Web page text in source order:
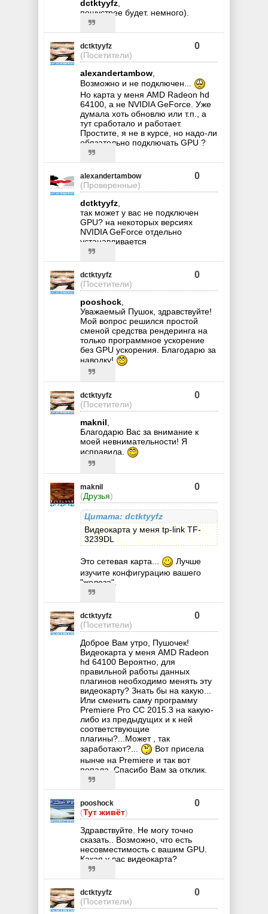
dctktyyfz
пошустрее будет. немного).
dctktyyfz
(Посетители)
0
alexandertambow
Возможно и не подключен...
Но карта у меня AMD Radeon hd
64100, а не NVIDIA GeForce. Уже
думала хоть обновлю или т.п., а
тут сработало и работает.
Простите, я не в курсе, но надо-ли
обязательно подключать GPU ?
alexandertambow
(Проверенные)
0
dctktyyfz
так может у вас не подключен
GPU? на некоторых версиях
NVIDIA GeForce отдельно
устанавливается
dctktyyfz
(Посетители)
0
pooshock
Уважаемый Пушок, здравствуйте!
Мой вопрос решился простой
сменой средства рендеринга на
только программное ускорение
без GPU ускорения. Благодарю за
наводку!
dctktyyfz
(Посетители)
0
maknil
Благодарю Вас за внимание к
моей невнимательности! Я
исправила.
maknil
(Друзья)
0
Цитата: dctktyyfz
Видеокарта у меня tp-link TF-
3239DL
Это сетевая карта...
Лучше
изучите конфигурацию вашего
"железа".
dctktyyfz
(Посетители)
0
Доброе Вам утро, Пушочек!
Видеокарта у меня AMD Radeon
hd 64100 Вероятно, для
правильной работы данных
плагинов необходимо менять эту
видеокарту? Знать бы на какую...
Или сменить саму программу
Premiere Pro CC 2015.3 на какую-
либо из предыдущих и к ней
соответствующие
плагины?...Может , так
заработают?...
Вот присела
нынче на Premiere и так вот
попала. Спасибо Вам за отклик.
pooshock
(Тут живёт)
0
Здравствуйте. Не могу точно
сказать.. Возможно, что есть
несовместимость с вашим GPU.
Какая у вас видеокарта?
dctktyyfz
(Посетители)
0